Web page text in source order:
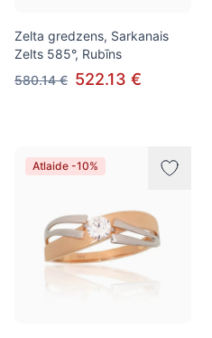
Zelta gredzens, Sarkanais
Zelts 585°, Rubīns
580.14 € 522.13 €
Atlaide -10%